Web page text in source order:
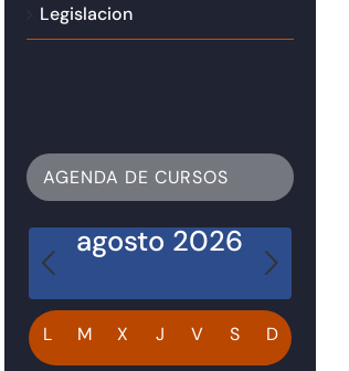
Legislacion
AGENDA DE CURSOS
agosto 2026
Calendario
L M X J V S D